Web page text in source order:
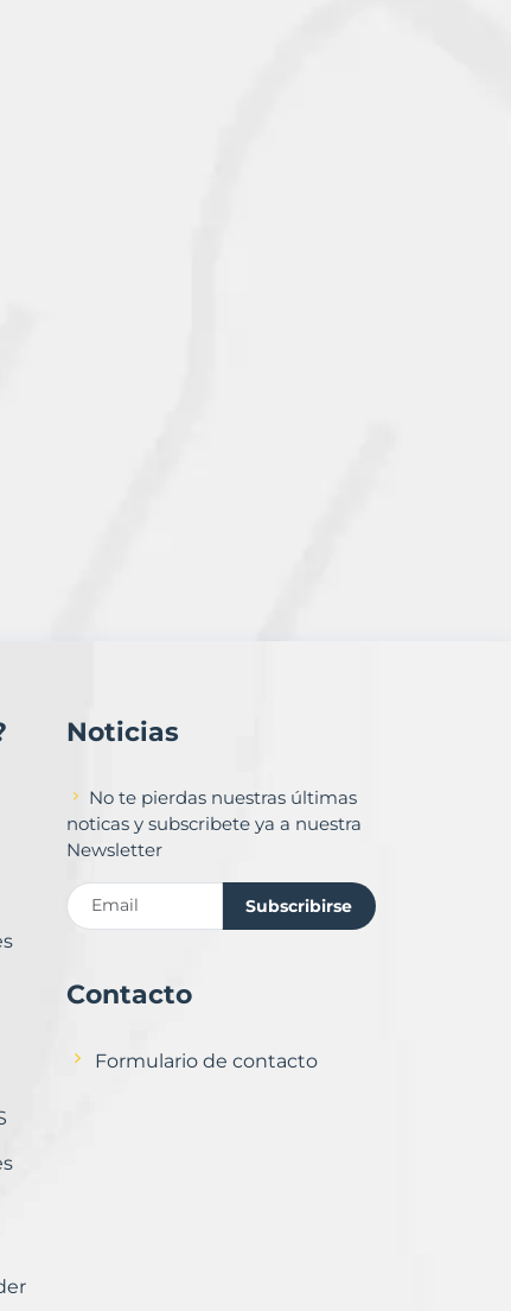
Noticias
No te pierdas nuestras últimas
noticas y subscribete ya a nuestra
Newsletter
Subscribirse
Contacto
Formulario de contacto